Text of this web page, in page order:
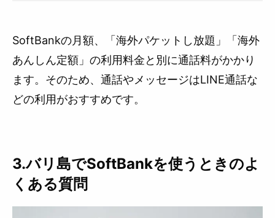
SoftBankの月額、「海外パケットし放題」「海外
あんしん定額」の利用料金と別に通話料がかかり
ます。そのため、通話やメッセージはLINE通話な
どの利用がおすすめです。
3.バリ島でSoftBankを使うときのよ
くある質問